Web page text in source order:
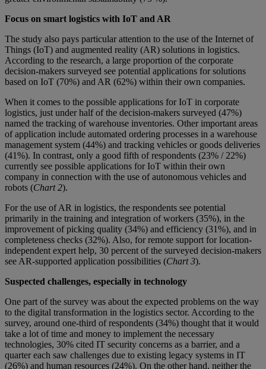
Focus on smart logistics with IoT and AR
The study also pays particular attention to the use of the Internet of
Things (IoT) and augmented reality (AR) solutions in logistics.
According to the research, a large proportion of the corporate
decision-makers surveyed see potential applications for solutions
based on IoT (70%) and AR (62%) within their own companies.
When it comes to the possible applications for IoT in corporate
logistics, just under half of the decision-makers surveyed (47%)
named the tracking of warehouse inventories. Other important areas
of application include automated ordering processes in a warehouse
management system (44%) and tracking vehicles or goods deliveries
(41%). In contrast, only a good fifth of respondents (23% / 22%)
currently see possible applications for IoT within their own
company in connection with the use of autonomous vehicles and
robots (Chart 2).
For the use of AR in logistics, the respondents see potential
primarily in the training and integration of workers (35%), in the
improvement of picking quality (34%) and efficiency (31%), and in
completeness checks (32%). Also, for remote support for location-
independent expert help, 30 percent of the surveyed decision-makers
see AR-supported application possibilities (Chart 3).
Suspected challenges, especially in technology
One part of the survey was about the expected problems on the way
to the digital transformation in the logistics sector. According to the
survey, around one-third of respondents (34%) thought that it would
take a lot of time and money to implement the necessary
technologies, 30% cited IT security concerns as a barrier, and a
quarter each saw challenges due to existing legacy systems in IT
(26%) and human resources (24%). On the other hand, neither the